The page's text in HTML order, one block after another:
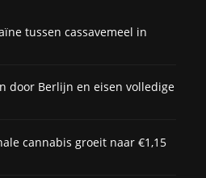
tussen cassavemeel in
door Berlijn en eisen volledige
cannabis groeit naar €1,15